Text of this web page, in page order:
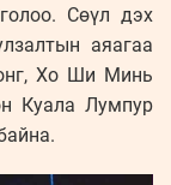
Сөүл дэх
аяагаа
Хо Ши Минь
Куала Лумпур